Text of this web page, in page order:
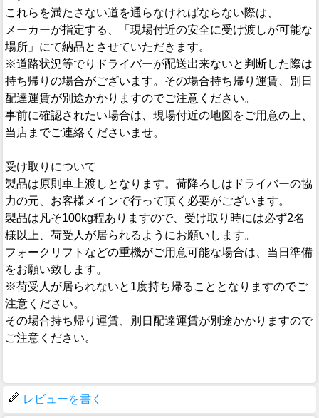
これらを満たさない道を通らなければならない際は、
メーカーが指定する、「現場付近の安全に受け渡しが可能な
場所」にて納品とさせていただきます。
※道路状況等でりドライバーが配送出来ないと判断した際は
持ち帰りの場合がございます。その場合持ち帰り運賃、別日
配達運賃が別途かかりますのでご注意ください。
事前に確認されたい場合は、現場付近の地図をご用意の上、
当店までご連絡くださいませ。
受け取りについて
製品は原則車上渡しとなります。荷降ろしはドライバーの協
力の元、お客様メインで行って頂く必要がございます。
製品は凡そ100kg程ありますので、受け取り時には必ず2名
様以上、荷受人が居られるようにお願いします。
フォークリフトなどの重機がご用意可能な場合は、当日準備
をお願い致します。
※荷受人が居られないと1度持ち帰ることとなりますのでご
注意ください。
その場合持ち帰り運賃、別日配達運賃が別途かかりますので
ご注意ください。
レビューを書く